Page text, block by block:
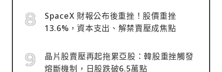
SpaceX 財報公布後重挫！股價重挫
13.6%，資本支出、解禁賣壓成焦點
晶片股賣壓再起拖累亞股：韓股重挫觸發
熔斷機制，日股跌破6.5萬點